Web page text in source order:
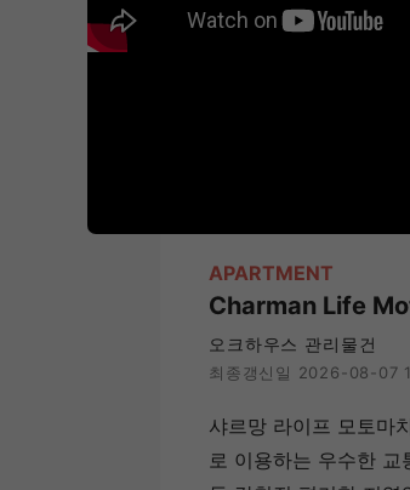
APARTMENT
Charman Life
오크하우스 관리물건
최종갱신일 2026-08-07
샤르망 라이프 모토마
로 이용하는 우수한